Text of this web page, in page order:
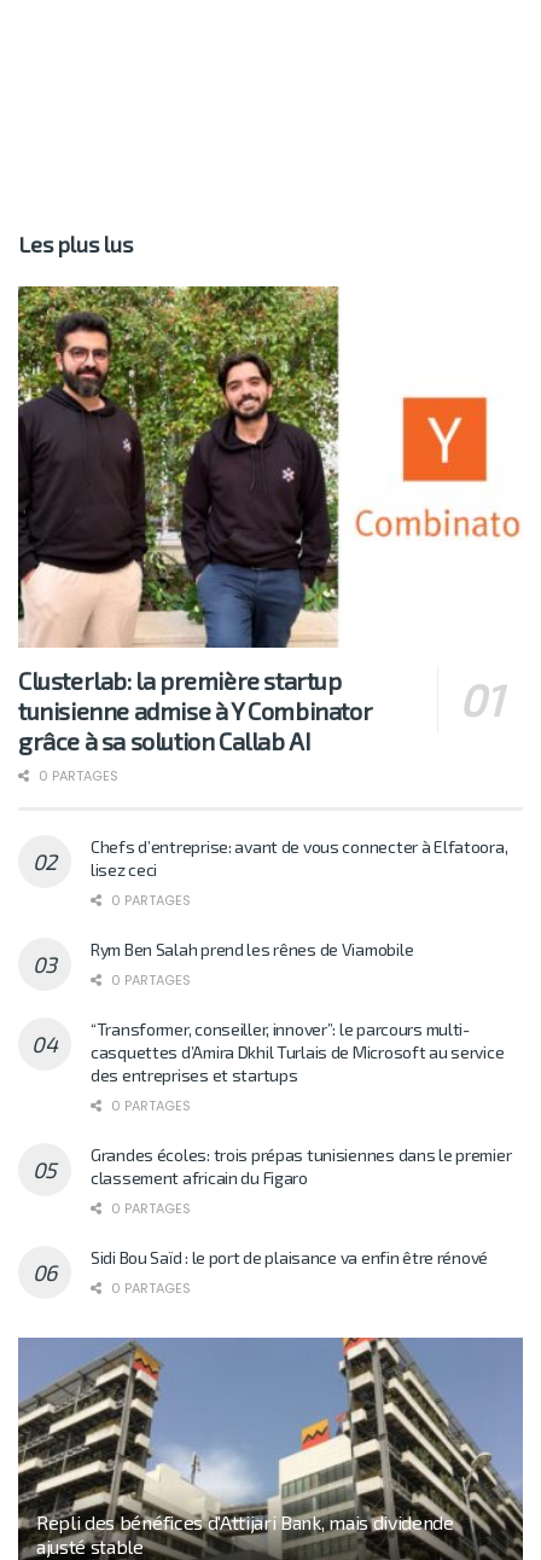
Les plus lus
Clusterlab: la première startup
tunisienne admise à Y Combinator
grâce à sa solution Callab AI
0 PARTAGES
Chefs d’entreprise: avant de vous connecter à Elfatoora,
lisez ceci
0 PARTAGES
Rym Ben Salah prend les rênes de Viamobile
0 PARTAGES
“Transformer, conseiller, innover”: le parcours multi-
casquettes d’Amira Dkhil Turlais de Microsoft au service
des entreprises et startups
0 PARTAGES
Grandes écoles: trois prépas tunisiennes dans le premier
classement africain du Figaro
0 PARTAGES
Sidi Bou Saïd : le port de plaisance va enfin être rénové
0 PARTAGES
Repli des bénéfices d’Attijari Bank, mais dividende
ajusté stable